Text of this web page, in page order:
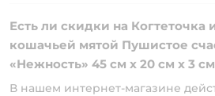
Есть ли скидки на Когтеточка
кошачьей мятой Пушистое
«Нежность» 45 см х 20 см х 3
В нашем интернет-магазине